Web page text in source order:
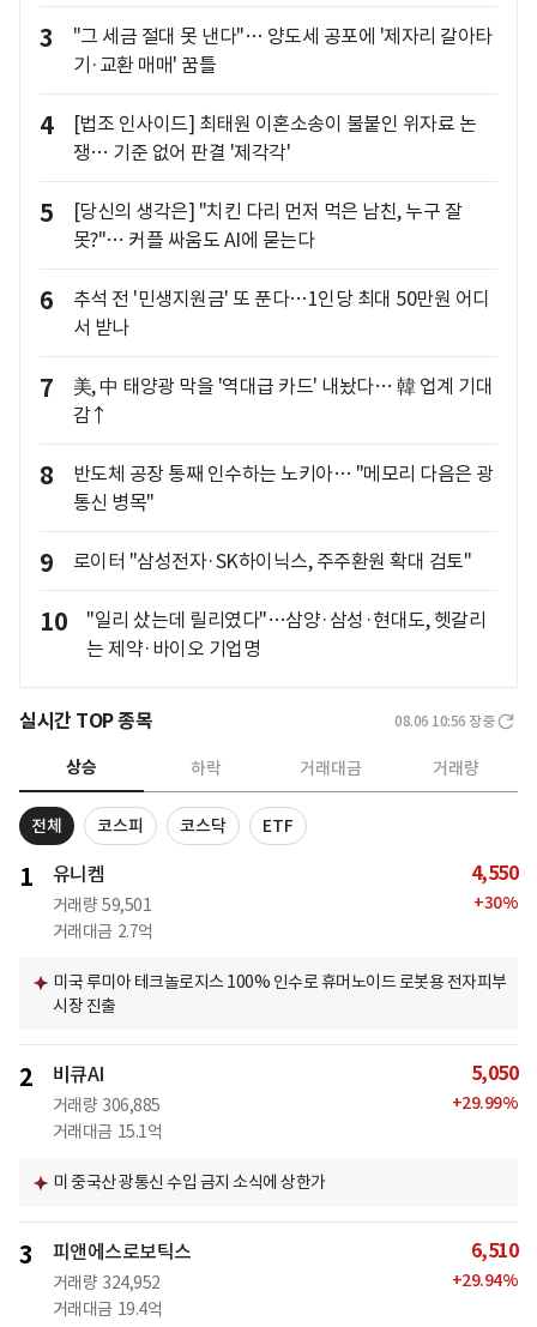
3
"그 세금 절대 못 낸다"… 양도세 공포에 '제자리 갈아타
기·교환 매매' 꿈틀
4
[법조 인사이드] 최태원 이혼소송이 불붙인 위자료 논
쟁… 기준 없어 판결 '제각각'
5
[당신의 생각은] "치킨 다리 먼저 먹은 남친, 누구 잘
못?"… 커플 싸움도 AI에 묻는다
6
추석 전 '민생지원금' 또 푼다…1인당 최대 50만원 어디
서 받나
7
美, 中 태양광 막을 '역대급 카드' 내놨다… 韓 업계 기대
감↑
8
반도체 공장 통째 인수하는 노키아… "메모리 다음은 광
통신 병목"
9 로이터 "삼성전자·SK하이닉스, 주주환원 확대 검토"
10
"일리 샀는데 릴리였다"…삼양·삼성·현대도, 헷갈리
는 제약·바이오 기업명
실시간 TOP 종목 08.06 10:56 장중
상승 하락 거래대금 거래량
전체 코스피 코스닥 ETF
1 유니켐
거래량 59,501
거래대금 2.7억
4,550
+30%
미국 루미아 테크놀로지스 100% 인수로 휴머노이드 로봇용 전자피부
시장 진출
2 비큐AI
거래량 306,885
거래대금 15.1억
5,050
+29.99%
미 중국산 광통신 수입 금지 소식에 상한가
3 피앤에스로보틱스
거래량 324,952
거래대금 19.4억
6,510
+29.94%